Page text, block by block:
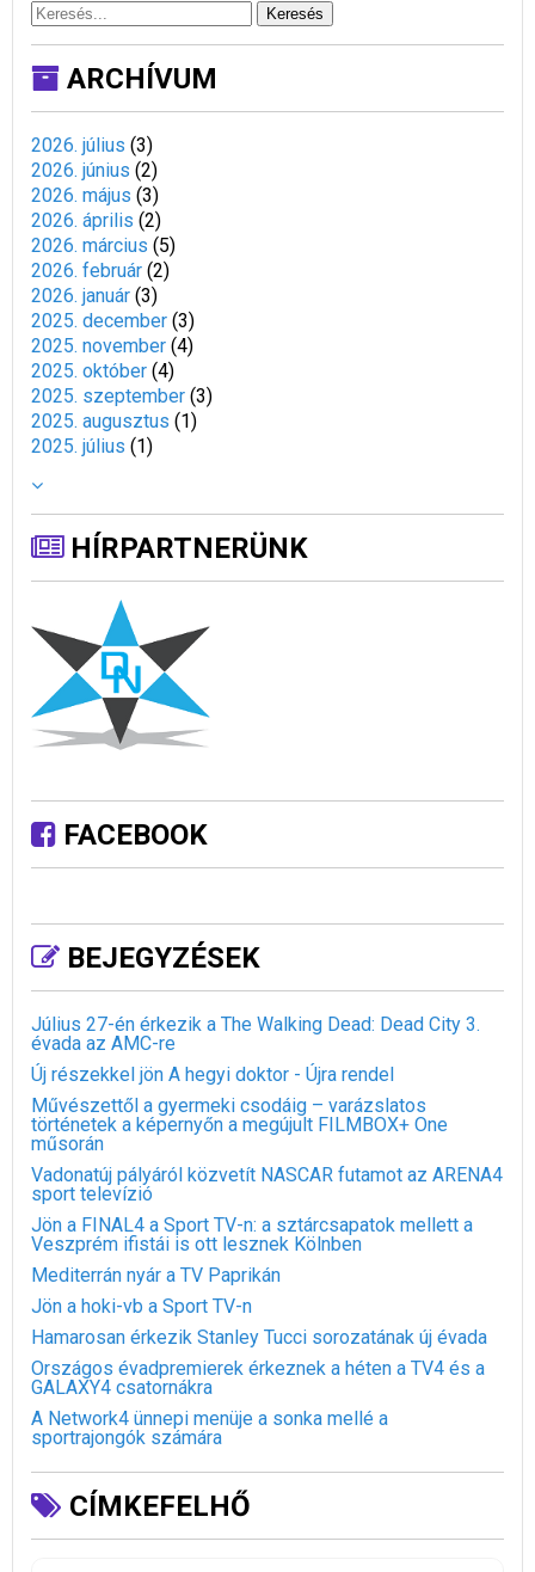
Keresés
ARCHÍVUM
2026. július (3)
2026. június (2)
2026. május (3)
2026. április (2)
2026. március (5)
2026. február (2)
2026. január (3)
2025. december (3)
2025. november (4)
2025. október (4)
2025. szeptember (3)
2025. augusztus (1)
2025. július (1)
HÍRPARTNERÜNK
FACEBOOK
BEJEGYZÉSEK
Július 27-én érkezik a The Walking Dead: Dead City 3.
évada az AMC-re
Új részekkel jön A hegyi doktor - Újra rendel
Művészettől a gyermeki csodáig – varázslatos
történetek a képernyőn a megújult FILMBOX+ One
műsorán
Vadonatúj pályáról közvetít NASCAR futamot az ARENA4
sport televízió
Jön a FINAL4 a Sport TV-n: a sztárcsapatok mellett a
Veszprém ifistái is ott lesznek Kölnben
Mediterrán nyár a TV Paprikán
Jön a hoki-vb a Sport TV-n
Hamarosan érkezik Stanley Tucci sorozatának új évada
Országos évadpremierek érkeznek a héten a TV4 és a
GALAXY4 csatornákra
A Network4 ünnepi menüje a sonka mellé a
sportrajongók számára
CÍMKEFELHŐ